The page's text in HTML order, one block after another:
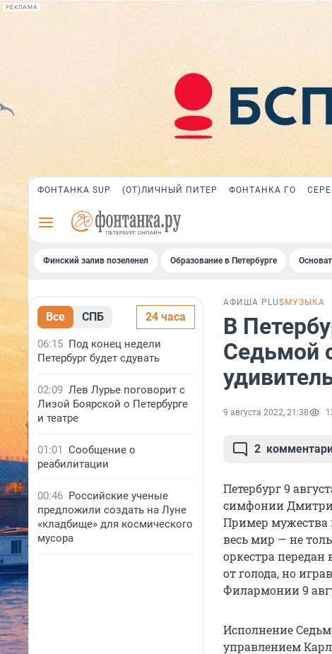
РЕКЛАМА
ФОНТАНКА SUP (ОТ)ЛИЧНЫЙ ПИТЕР ФОНТАНКА ГО
Финский залив позеленел Образование в Петербурге
Все СПБ 24 часа
06:15 Под конец недели
Петербург будет сдувать
02:09 Лев Лурье поговорит с
Лизой Боярской о Петербурге
и театре
01:01 Сообщение о
реабилитации
00:46 Российские ученые
предложили создать на Луне
«кладбище» для космического
мусора
АФИША PLUS МУЗЫКА
В
Седьмой
9 августа 2022, 21:38
2
Петербург 9
симфонии
Пример мужества
весь мир — не
оркестра
от голода, но
Филармонии 9
Исполнение
управлением